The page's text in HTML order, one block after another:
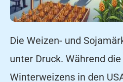
Die Weizen- und
unter Druck. Während
Winterweizens in den